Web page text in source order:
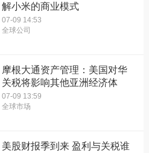
解小米的商业模式
07-09 14:53
全球公司
摩根大通资产管理：美国对华
关税将影响其他亚洲经济体
07-09 13:59
全球市场
美股财报季到来 盈利与关税谁